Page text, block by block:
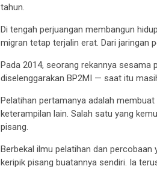
tahun.
Di tengah perjuangan membangun
migran tetap terjalin erat. Dari jaringan
Pada 2014, seorang rekannya sesama
diselenggarakan BP2MI — saat itu
Pelatihan pertamanya adalah
keterampilan lain. Salah satu yang
pisang.
Berbekal ilmu pelatihan dan percobaan
keripik pisang buatannya sendiri. Ia